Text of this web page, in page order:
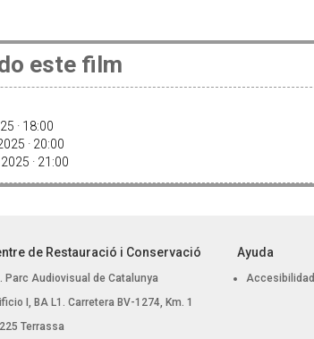
este film
· 18:00
· 20:00
· 21:00
de Restauració i Conservació
Parc Audiovisual de Catalunya
I, BA L1. Carretera BV-1274, Km. 1
Terrassa
Ayuda
Accesibilidad